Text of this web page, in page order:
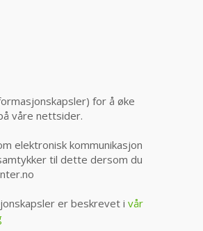
for å øke
våre nettsider.
elektronisk kommunikasjon
til dette dersom du
er beskrevet i vår